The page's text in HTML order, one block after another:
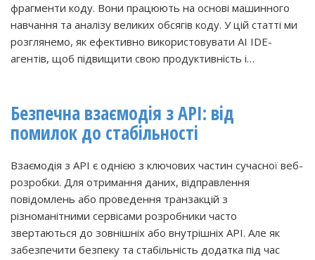
фрагменти коду. Вони працюють на основі машинного
навчання та аналізу великих обсягів коду. У цій статті ми
розглянемо, як ефективно використовувати AI IDE-
агентів, щоб підвищити свою продуктивність і…
Безпечна взаємодія з API: від
помилок до стабільності
Взаємодія з API є однією з ключових частин сучасної веб-
розробки. Для отримання даних, відправлення
повідомлень або проведення транзакцій з
різноманітними сервісами розробники часто
звертаються до зовнішніх або внутрішніх API. Але як
забезпечити безпеку та стабільність додатка під час